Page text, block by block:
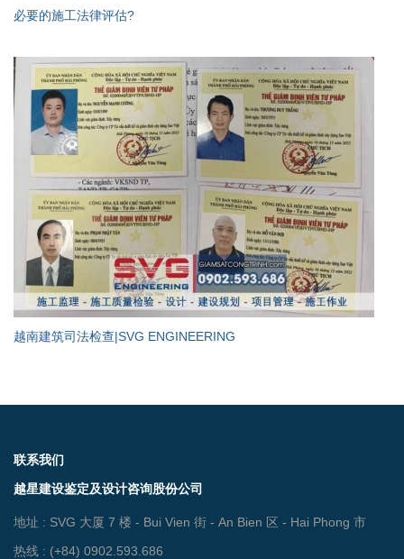
必要的施工法律评估?
越南建筑司法检查|SVG ENGINEERING
联系我们
越星建设鉴定及设计咨询股份公司
地址 : SVG 大厦 7 楼 - Bui Vien 街 - An Bien 区 - Hai Phong 市
热线 : (+84) 0902.593.686